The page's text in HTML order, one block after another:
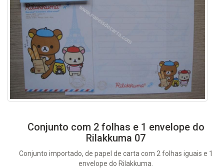
Conjunto com 2 folhas e 1 envelope do
Rilakkuma 07
Conjunto importado, de papel de carta com 2 folhas iguais e 1
envelope do Rilakkuma.